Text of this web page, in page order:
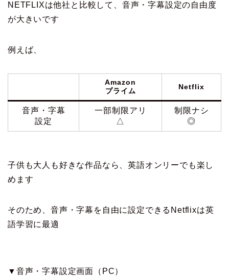
NETFLIXは他社と比較して、音声・字幕設定の自由度
が大きいです
例えば、
Amazon
プライム
Netflix
音声・字幕
設定
一部制限アリ
△
制限ナシ
◎
子供も大人も好きな作品なら、英語オンリーでも楽し
めます
そのため、音声・字幕を自由に設定できるNetflixは英
語学習に最適
▼音声・字幕設定画面（PC）